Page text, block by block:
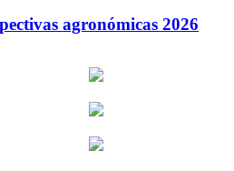
agronómicas 2026